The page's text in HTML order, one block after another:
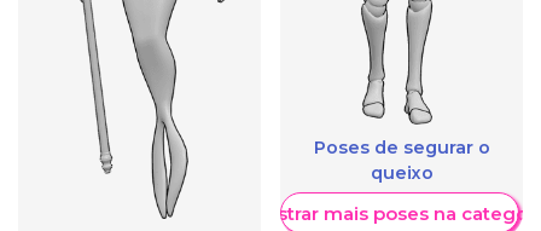
Poses de segurar o
queixo
Mostrar mais poses na